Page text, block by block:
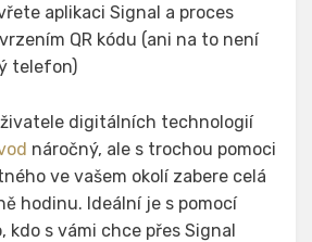
aplikaci Signal a proces
QR kódu (ani na to není
telefon)
digitálních technologií
náročný, ale s trochou pomoci
ve vašem okolí zabere celá
hodinu. Ideální je s pomocí
kdo s vámi chce přes Signal